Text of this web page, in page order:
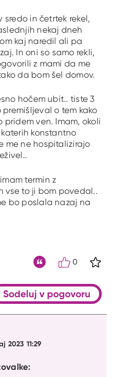
sredo in četrtek rekel,
nekaj dneh
kaj naredil ali pa
In oni so samo rekli,
z mami da me
da bom šel domov.
hočem ubit.. tiste 3
o tem kako
pridem ven. Imam, okoli
konstantno
me ne hospitalizirajo
termin z
vse to ji bom povedal..
bo poslala nazaj na
0
Sodeluj v pogovoru
2023 11:29